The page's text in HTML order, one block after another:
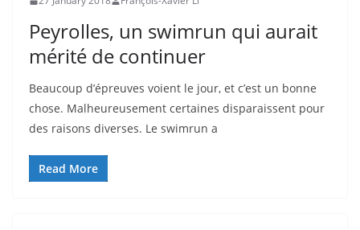
Peyrolles, un swimrun qui aurait
mérité de continuer
Beaucoup d’épreuves voient le jour, et c’est un bonne
chose. Malheureusement certaines disparaissent pour
des raisons diverses. Le swimrun a
Read More